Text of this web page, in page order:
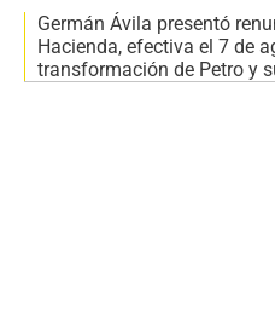
Germán Ávila presentó
Hacienda, efectiva el 7 de
transformación de Petro y